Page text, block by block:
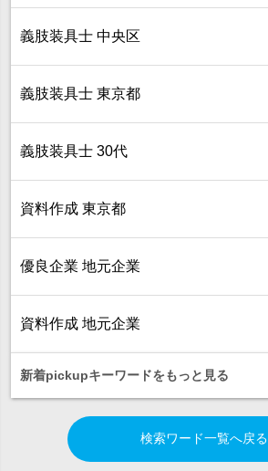
義肢装具士 中央区
義肢装具士 東京都
義肢装具士 30代
資料作成 東京都
優良企業 地元企業
資料作成 地元企業
新着pickupキーワードをもっと見る
検索ワード一覧へ戻る